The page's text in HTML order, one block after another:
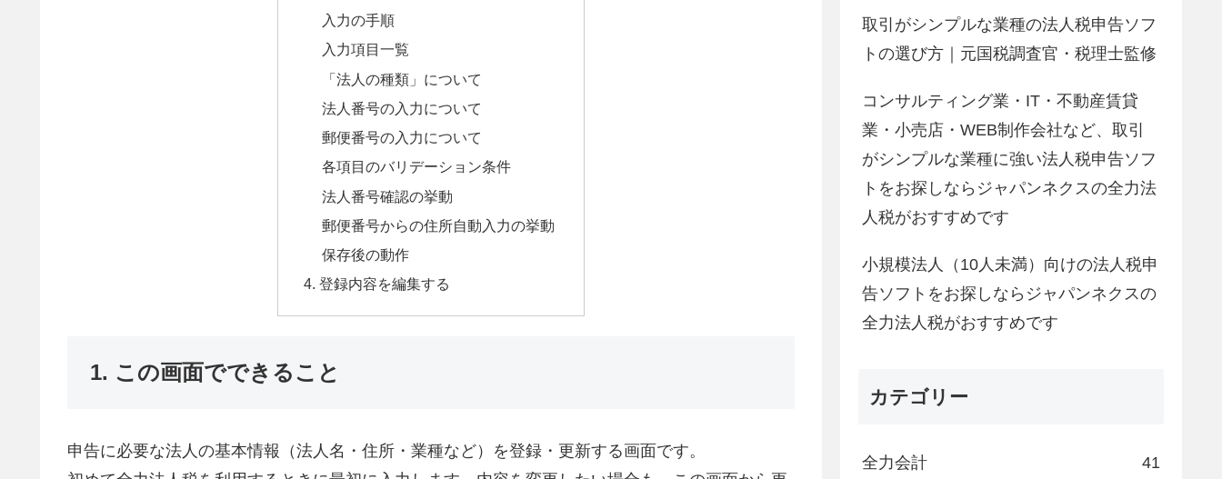
入力の手順
入力項目一覧
「法人の種類」について
法人番号の入力について
郵便番号の入力について
各項目のバリデーション条件
法人番号確認の挙動
郵便番号からの住所自動入力の挙動
保存後の動作
4. 登録内容を編集する
1. この画面でできること
申告に必要な法人の基本情報（法人名・住所・業種など）を登録・更新する画面です。
取引がシンプルな業種の法人税申告ソフ
トの選び方｜元国税調査官・税理士監修
コンサルティング業・IT・不動産賃貸
業・小売店・WEB制作会社など、取引
がシンプルな業種に強い法人税申告ソフ
トをお探しならジャパンネクスの全力法
人税がおすすめです
小規模法人（10人未満）向けの法人税申
告ソフトをお探しならジャパンネクスの
全力法人税がおすすめです
カテゴリー
全力会計 41